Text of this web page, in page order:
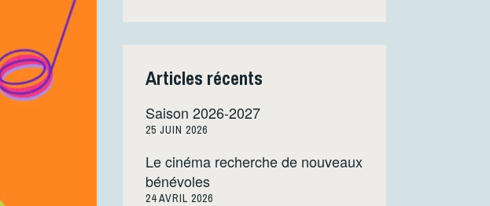
Articles récents
Saison 2026-2027
25 JUIN 2026
Le cinéma recherche de nouveaux
bénévoles
24 AVRIL 2026